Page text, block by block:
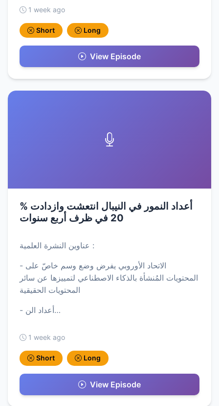
1 week ago
Short Long
View Episode
أعداد النمور في النيبال انتعشت وازدادت %
20 في ظرف أربع سنوات
عناوين النشرة العلمية :
- الاتحاد الأوروبي يفرض وضع وسم خاصّ على
المحتويات المُنشأة بالذكاء الاصطناعي لتمييزها عن سائر
المحتويات الحقيقية
- أعداد الن…
1 week ago
Short Long
View Episode